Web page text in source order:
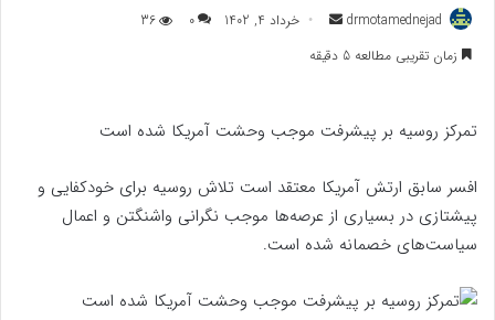
drmotamednejad
ارسال
به
خرداد 4, 1402 0
36
زمان تقریبی مطالعه 5 دقیقه
تمرکز روسیه بر پیشرفت موجب وحشت آمریکا شده است
افسر سابق ارتش آمریکا معتقد است تلاش روسیه برای خودکفایی و
پیشتازی در بسیاری از عرصه‌ها موجب نگرانی واشنگتن و اعمال
سیاست‌های خصمانه شده است.